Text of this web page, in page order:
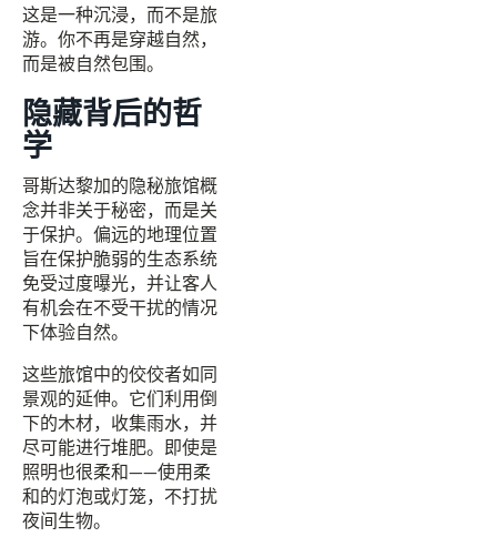
这是一种沉浸，而不是旅
游。你不再是穿越自然，
而是被自然包围。
隐藏背后的哲
学
哥斯达黎加的隐秘旅馆概
念并非关于秘密，而是关
于保护。偏远的地理位置
旨在保护脆弱的生态系统
免受过度曝光，并让客人
有机会在不受干扰的情况
下体验自然。
这些旅馆中的佼佼者如同
景观的延伸。它们利用倒
下的木材，收集雨水，并
尽可能进行堆肥。即使是
照明也很柔和——使用柔
和的灯泡或灯笼，不打扰
夜间生物。